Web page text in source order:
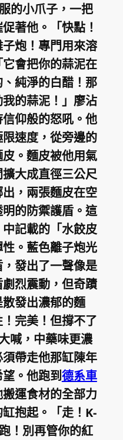
的小爪子，一把
著他。「快點！
炮！專門用來溶
會把你的蒜泥在
純淨的白醋！那
的蒜泥！」廖沾
仰般的怒吼。他
速度，從旁邊的
。麵皮被他用氣
大成直徑三公尺
，兩張麵皮在空
的防禦護盾。這
記載的「水餃皮
。藍色離子炮光
發出了一聲像是
烈震動，但奇蹟
發出濃郁的麵
完美！但撐不了
喊，中藥味更濃
帶走他那缸陳年
。他跑到德系車
運食材的全部力
抱起。「走！K-
！別再管你的紅